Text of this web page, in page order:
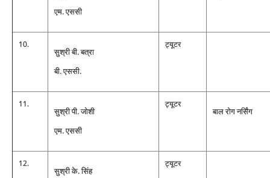
एम. एससी
10.
सुश्री बी. बत्रा
बी. एससी.
ट्यूटर
11.
सुश्री पी. जोशी
एम. एससी
ट्यूटर
बाल रोग नर्सिंग
12.
सुश्री के. सिंह
ट्यूटर